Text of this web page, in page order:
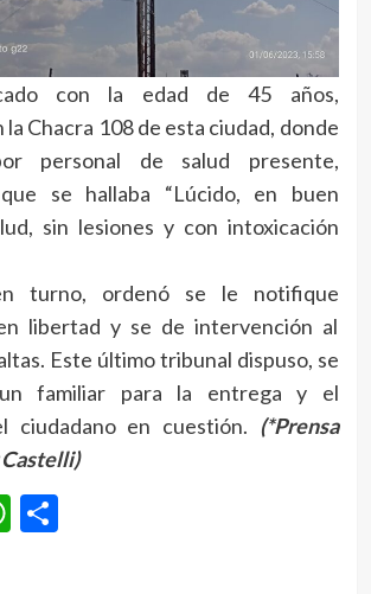
con la edad de 45 años,
la Chacra 108 de esta ciudad, donde
personal de salud presente,
se hallaba “Lúcido, en buen
sin lesiones y con intoxicación
turno, ordenó se le notifique
libertad y se de intervención al
Este último tribunal dispuso, se
familiar para la entrega y el
ciudadano en cuestión. (*Prensa
WhatsApp
Compartir